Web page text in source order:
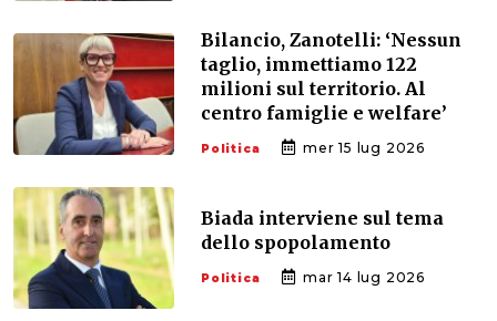
Bilancio, Zanotelli: ‘Nessun
taglio, immettiamo 122
milioni sul territorio. Al
centro famiglie e welfare’
Politica mer 15 lug 2026
Biada interviene sul tema
dello spopolamento
Politica mar 14 lug 2026